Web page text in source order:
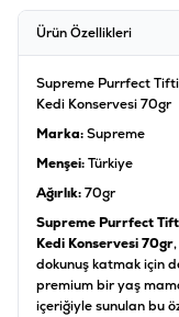
Ürün Özellikleri
Supreme Purrfect
Kedi Konservesi 70gr
Marka:Supreme
Menşei:Türkiye
Ağırlık:70gr
Supreme Purrfect
Kedi Konservesi 70gr
dokunuş katmak için
premium bir yaş
içeriğiyle sunulan bu